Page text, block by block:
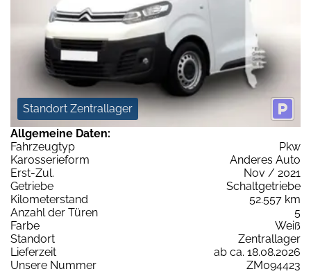
Standort Zentrallager
Allgemeine Daten:
Fahrzeugtyp
Pkw
Karosserieform
Anderes Auto
Erst-Zul.
Nov / 2021
Getriebe
Schaltgetriebe
Kilometerstand
52.557 km
Anzahl der Türen
5
Farbe
Weiß
Standort
Zentrallager
Lieferzeit
ab ca. 18.08.2026
Unsere Nummer
ZM094423